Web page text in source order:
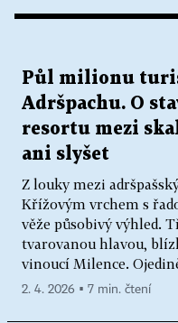
Půl milionu
Adršpachu. O
resortu mezi
ani slyšet
Z louky mezi
Křížovým vrchem s
věže působivý výhled.
tvarovanou hlavou,
vinoucí Milence.
2. 4. 2026 ▪ 7 min. čtení